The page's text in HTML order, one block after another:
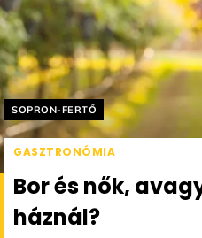
Helyszín címkék:
SOPRON-FERTŐ
GASZTRONÓMIA
Bor és nők,
háznál?